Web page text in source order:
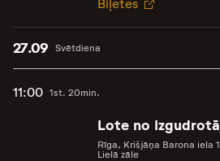
Biļetes
Svētdiena
27.09
11:00 1st. 20min.
Lote no
Rīga, Krišjāņa Barona iela
Lielā zāle